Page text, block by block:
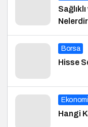
Borsa
Hisse
Ekonomi
Hangi